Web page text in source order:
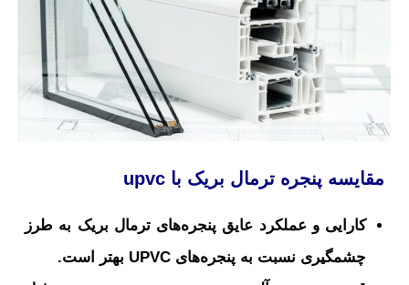
مقایسه پنجره ترمال بریک با
کارایی و عملکرد عایق پنجره‌های ترمال بریک به طرز
چشمگیری نسبت به پنجره‌های UPVC بهتر است.